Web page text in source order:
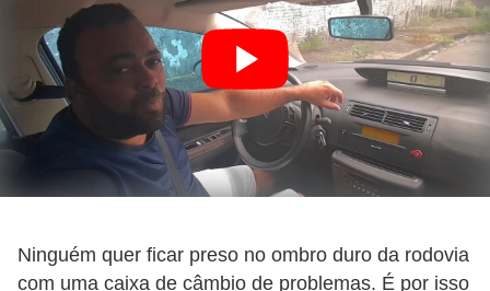
Ninguém quer ficar preso no ombro duro da rodovia
com uma caixa de câmbio de problemas. É por isso
l
t
e
r
a
i